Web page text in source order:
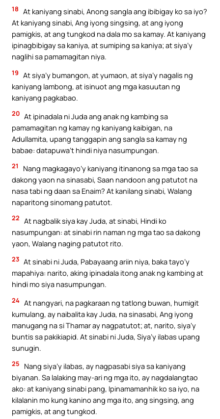
18 At kaniyang sinabi, Anong sangla ang ibibigay ko sa iyo?
At kaniyang sinabi, Ang iyong singsing, at ang iyong
pamigkis, at ang tungkod na dala mo sa kamay. At kaniyang
ipinagbibigay sa kaniya, at sumiping sa kaniya; at siya’y
naglihi sa pamamagitan niya.
19 At siya’y bumangon, at yumaon, at siya’y nagalis ng
kaniyang lambong, at isinuot ang mga kasuutan ng
kaniyang pagkabao.
20 At ipinadala ni Juda ang anak ng kambing sa
pamamagitan ng kamay ng kaniyang kaibigan, na
Adullamita, upang tanggapin ang sangla sa kamay ng
babae: datapuwa’t hindi niya nasumpungan.
21
Nang magkagayo’y kaniyang itinanong sa mga tao sa
dakong yaon na sinasabi, Saan nandoon ang patutot na
nasa tabi ng daan sa Enaim? At kanilang sinabi, Walang
naparitong sinomang patutot.
22 At nagbalik siya kay Juda, at sinabi, Hindi ko
nasumpungan: at sinabi rin naman ng mga tao sa dakong
yaon, Walang naging patutot rito.
23 At sinabi ni Juda, Pabayaang ariin niya, baka tayo’y
mapahiya: narito, aking ipinadala itong anak ng kambing at
hindi mo siya nasumpungan.
24 At nangyari, na pagkaraan ng tatlong buwan, humigit
kumulang, ay naibalita kay Juda, na sinasabi, Ang iyong
manugang na si Thamar ay nagpatutot; at, narito, siya’y
buntis sa pakikiapid. At sinabi ni Juda, Siya’y ilabas upang
sunugin.
25
Nang siya’y ilabas, ay nagpasabi siya sa kaniyang
biyanan. Sa lalaking may-ari ng mga ito, ay nagdalangtao
ako: at kaniyang sinabi pang, Ipinamamanhik ko sa iyo, na
kilalanin mo kung kanino ang mga ito, ang singsing, ang
pamigkis, at ang tungkod.